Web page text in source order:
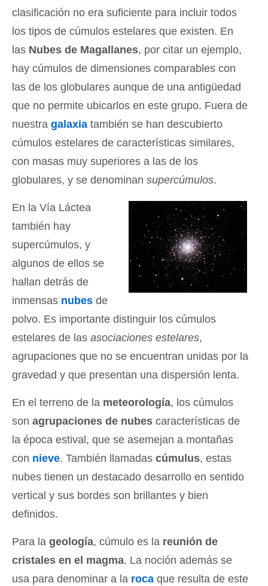
clasificación no era suficiente para incluir todos
los tipos de cúmulos estelares que existen. En
las Nubes de Magallanes, por citar un ejemplo,
hay cúmulos de dimensiones comparables con
las de los globulares aunque de una antigüedad
que no permite ubicarlos en este grupo. Fuera de
nuestra galaxia también se han descubierto
cúmulos estelares de características similares,
con masas muy superiores a las de los
globulares, y se denominan supercúmulos.
En la Vía Láctea
también hay
supercúmulos, y
algunos de ellos se
hallan detrás de
inmensas nubes de
polvo. Es importante distinguir los cúmulos
estelares de las asociaciones estelares,
agrupaciones que no se encuentran unidas por la
gravedad y que presentan una dispersión lenta.
En el terreno de la meteorología, los cúmulos
son agrupaciones de nubes características de
la época estival, que se asemejan a montañas
con nieve. También llamadas cúmulus, estas
nubes tienen un destacado desarrollo en sentido
vertical y sus bordes son brillantes y bien
definidos.
Para la geología, cúmulo es la reunión de
cristales en el magma. La noción además se
usa para denominar a la roca que resulta de este